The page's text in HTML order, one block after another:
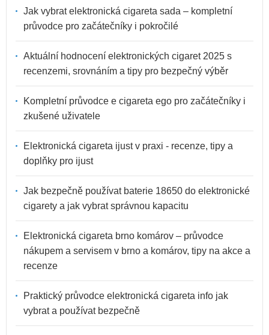
Jak vybrat elektronická cigareta sada – kompletní
průvodce pro začátečníky i pokročilé
Aktuální hodnocení elektronických cigaret 2025 s
recenzemi, srovnáním a tipy pro bezpečný výběr
Kompletní průvodce e cigareta ego pro začátečníky i
zkušené uživatele
Elektronická cigareta ijust v praxi - recenze, tipy a
doplňky pro ijust
Jak bezpečně používat baterie 18650 do elektronické
cigarety a jak vybrat správnou kapacitu
Elektronická cigareta brno komárov – průvodce
nákupem a servisem v brno a komárov, tipy na akce a
recenze
Praktický průvodce elektronická cigareta info jak
vybrat a používat bezpečně